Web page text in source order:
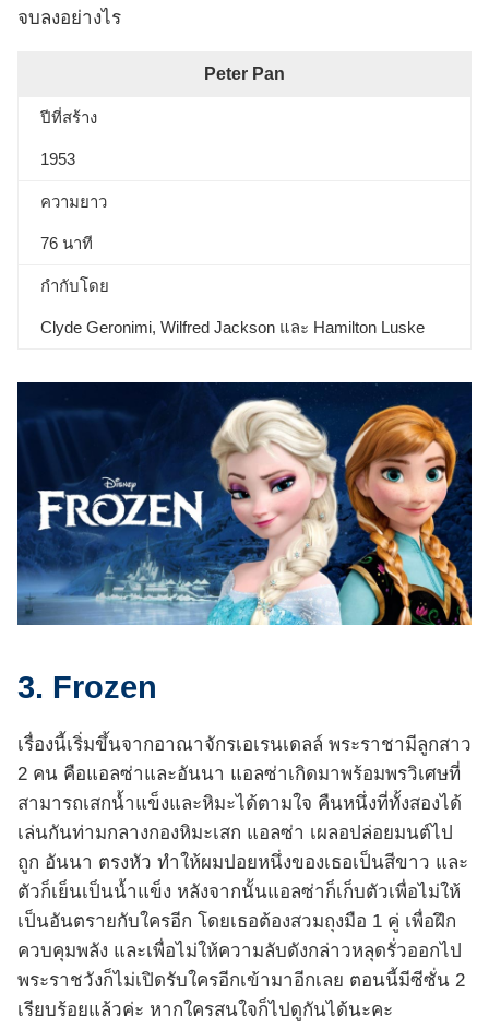
จบลงอย่างไร
Peter Pan
ปีที่สร้าง
1953
ความยาว
76 นาที
กำกับโดย
Clyde Geronimi, Wilfred Jackson และ Hamilton Luske
3. Frozen
เรื่องนี้เริ่มขึ้นจากอาณาจักรเอเรนเดลล์ พระราชามีลูกสาว
2 คน คือแอลซ่าและอันนา แอลซ่าเกิดมาพร้อมพรวิเศษที่
สามารถเสกน้ำแข็งและหิมะได้ตามใจ คืนหนึ่งที่ทั้งสองได้
เล่นกันท่ามกลางกองหิมะเสก แอลซ่า เผลอปล่อยมนต์ไป
ถูก อันนา ตรงหัว ทำให้ผมปอยหนึ่งของเธอเป็นสีขาว และ
ตัวก็เย็นเป็นน้ำแข็ง หลังจากนั้นแอลซ่าก็เก็บตัวเพื่อไม่ให้
เป็นอันตรายกับใครอีก โดยเธอต้องสวมถุงมือ 1 คู่ เพื่อฝึก
ควบคุมพลัง และเพื่อไม่ให้ความลับดังกล่าวหลุดรั่วออกไป
พระราชวังก็ไม่เปิดรับใครอีกเข้ามาอีกเลย ตอนนี้มีซีซั่น 2
เรียบร้อยแล้วค่ะ หากใครสนใจก็ไปดูกันได้นะคะ